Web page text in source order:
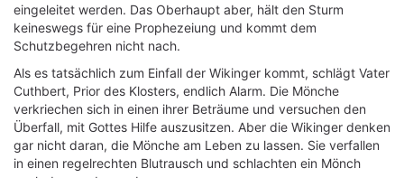
eingeleitet werden. Das Oberhaupt aber, hält den Sturm
keineswegs für eine Prophezeiung und kommt dem
Schutzbegehren nicht nach.
Als es tatsächlich zum Einfall der Wikinger kommt, schlägt Vater
Cuthbert, Prior des Klosters, endlich Alarm. Die Mönche
verkriechen sich in einen ihrer Beträume und versuchen den
Überfall, mit Gottes Hilfe auszusitzen. Aber die Wikinger denken
gar nicht daran, die Mönche am Leben zu lassen. Sie verfallen
in einen regelrechten Blutrausch und schlachten ein Mönch